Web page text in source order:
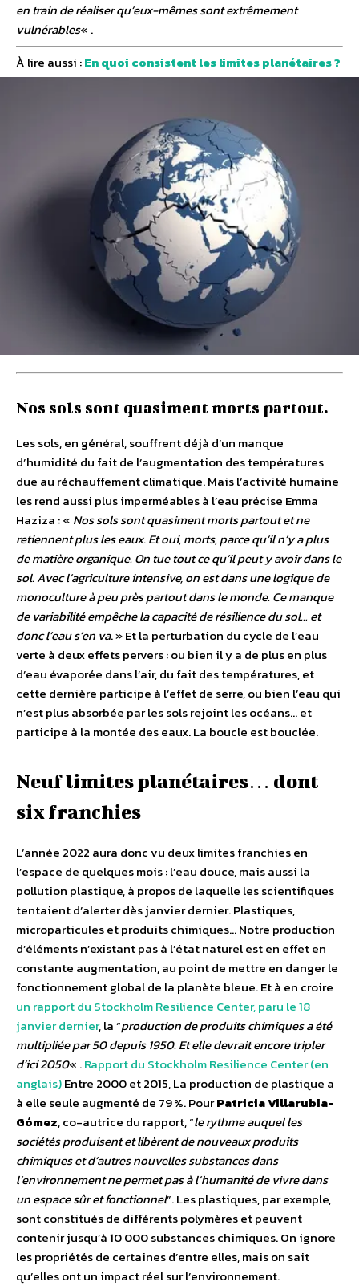
en train de réaliser qu’eux-mêmes sont extrêmement
vulnérables« .
À lire aussi :En quoi consistent les limites planétaires ?
Nos sols sont quasiment morts partout.
Les sols, en général, souffrent déjà d’un manque
d’humidité du fait de l’augmentation des températures
due au réchauffement climatique. Mais l’activité humaine
les rend aussi plus imperméables à l’eau précise Emma
Haziza : « Nos sols sont quasiment morts partout et ne
retiennent plus les eaux. Et oui, morts, parce qu’il n’y a plus
de matière organique. On tue tout ce qu’il peut y avoir dans le
sol. Avec l’agriculture intensive, on est dans une logique de
monoculture à peu près partout dans le monde. Ce manque
de variabilité empêche la capacité de résilience du sol… et
donc l’eau s’en va. » Et la perturbation du cycle de l’eau
verte à deux effets pervers : ou bien il y a de plus en plus
d’eau évaporée dans l’air, du fait des températures, et
cette dernière participe à l’effet de serre, ou bien l’eau qui
n’est plus absorbée par les sols rejoint les océans… et
participe à la montée des eaux. La boucle est bouclée.
Neuf limites planétaires… dont
six franchies
L’année 2022 aura donc vu deux limites franchies en
l’espace de quelques mois : l’eau douce, mais aussi la
pollution plastique, à propos de laquelle les scientifiques
tentaient d’alerter dès janvier dernier. Plastiques,
microparticules et produits chimiques… Notre production
d’éléments n’existant pas à l’état naturel est en effet en
constante augmentation, au point de mettre en danger le
fonctionnement global de la planète bleue. Et à en croire
un rapport du Stockholm Resilience Center, paru le 18
janvier dernier, la “production de produits chimiques a été
multipliée par 50 depuis 1950. Et elle devrait encore tripler
d’ici 2050« .Rapport du Stockholm Resilience Center (en
anglais)Entre 2000 et 2015, La production de plastique a
à elle seule augmenté de 79 %. PourPatricia Villarubia-
Gómez, co-autrice du rapport, “le rythme auquel les
sociétés produisent et libèrent de nouveaux produits
chimiques et d’autres nouvelles substances dans
l’environnement ne permet pas à l’humanité de vivre dans
un espace sûr et fonctionnel”. Les plastiques, par exemple,
sont constitués de différents polymères et peuvent
contenir jusqu’à 10 000 substances chimiques. On ignore
les propriétés de certaines d’entre elles, mais on sait
qu’elles ont un impact réel sur l’environnement.